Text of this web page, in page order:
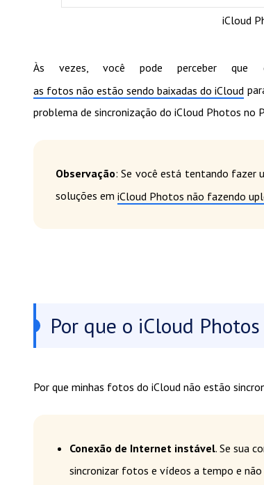
iCloud
Às vezes, você pode perceber
as fotos não estão sendo baixadas do iCloud
problema de sincronização do iCloud Photos no
Observação: Se você está tentando fazer
soluções em iCloud Photos não fazendo
Por que o iCloud
Por que minhas fotos do iCloud não estão
Conexão de Internet instável. Se sua
sincronizar fotos e vídeos a tempo e não